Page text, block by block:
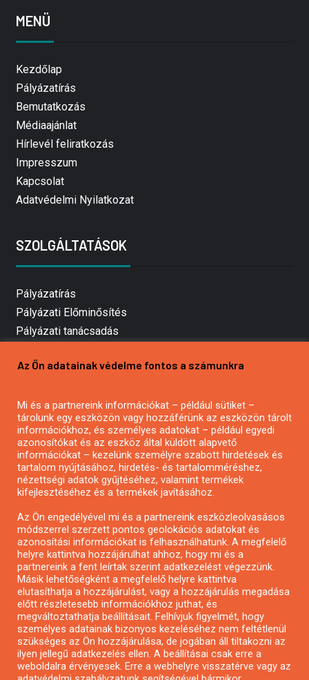
MENÜ
Kezdőlap
Pályázatírás
Bemutatkozás
Médiaajánlat
Hírlevél feliratkozás
Impresszum
Kapcsolat
Adatvédelmi Nyilatkozat
SZOLGÁLTATÁSOK
Pályázatírás
Pályázati Előminősítés
Pályázati tanácsadás
Mezőgazdasági pályázatírás
Pályázatírás civil szervezeteknek
Pályázatírás önkormányzatoknak
Pályázatfigyelés
Specifikus pályázatfigyelés vagy hírlevél
Pályázatok magánszemélyeknek
Pályázatok civil szervezeteknek
Pályázatok vállalkozásoknak
Önkormányzati pályázatok
Mezőgazdasági pályázatok
Falusi turizmus pályázatok
Napelem pályázatok
Az Ön adatainak védelme fontos a számunkra
Mi és a partnereink információkat – például sütiket –
tárolunk egy eszközön vagy hozzáférünk az eszközön tárolt
információkhoz, és személyes adatokat – például egyedi
azonosítókat és az eszköz által küldött alapvető
információkat – kezelünk személyre szabott hirdetések és
tartalom nyújtásához, hirdetés- és tartalomméréshez,
nézettségi adatok gyűjtéséhez, valamint termékek
kifejlesztéséhez és a termékek javításához.
Az Ön engedélyével mi és a partnereink eszközleolvasásos
módszerrel szerzett pontos geolokációs adatokat és
azonosítási információkat is felhasználhatunk. A megfelelő
helyre kattintva hozzájárulhat ahhoz, hogy mi és a
partnereink a fent leírtak szerint adatkezelést végezzünk.
Másik lehetőségként a megfelelő helyre kattintva
elutasíthatja a hozzájárulást, vagy a hozzájárulás megadása
előtt részletesebb információkhoz juthat, és
megváltoztathatja beállításait. Felhívjuk figyelmét, hogy
személyes adatainak bizonyos kezeléséhez nem feltétlenül
szükséges az Ön hozzájárulása, de jogában áll tiltakozni az
ilyen jellegű adatkezelés ellen. A beállításai csak erre a
weboldalra érvényesek. Erre a webhelyre visszatérve vagy az